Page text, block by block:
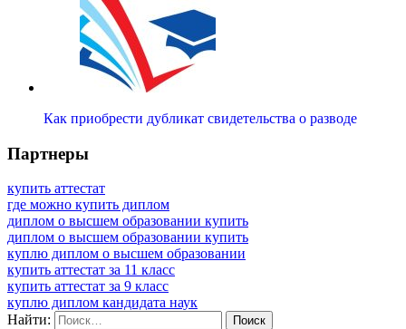
Как приобрести дубликат свидетельства о разводе
Партнеры
купить аттестат
где можно купить диплом
диплом о высшем образовании купить
диплом о высшем образовании купить
куплю диплом о высшем образовании
купить аттестат за 11 класс
купить аттестат за 9 класс
куплю диплом кандидата наук
Найти: